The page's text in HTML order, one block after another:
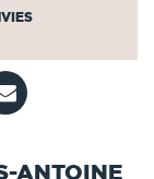
ANTOINE